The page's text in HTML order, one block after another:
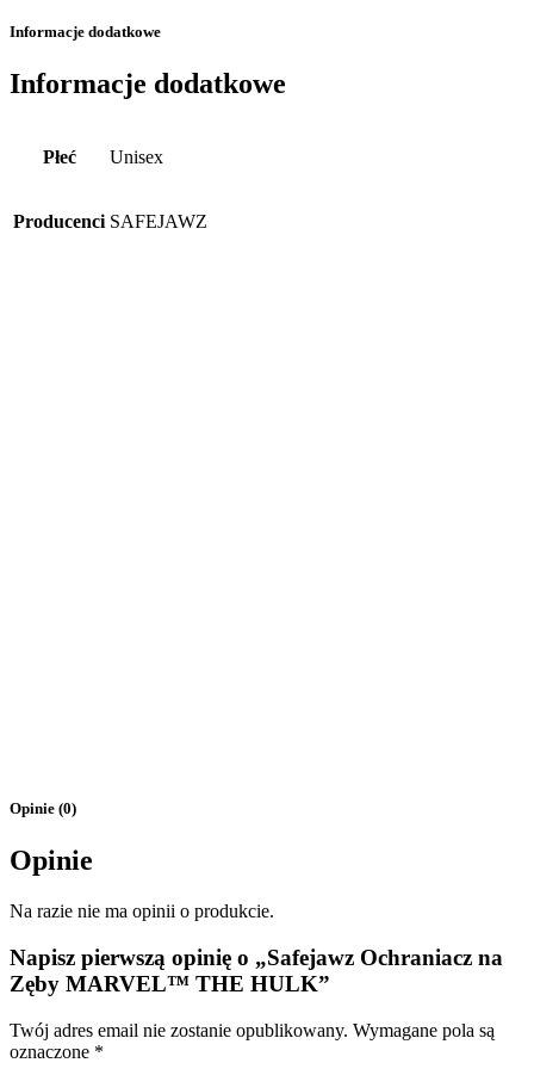
Informacje dodatkowe
Informacje dodatkowe
Płeć Unisex
Producenci SAFEJAWZ
Opinie (0)
Opinie
Na razie nie ma opinii o produkcie.
Napisz pierwszą opinię o „Safejawz Ochraniacz na
Zęby MARVEL™ THE HULK”
Twój adres email nie zostanie opublikowany. Wymagane pola są
oznaczone *